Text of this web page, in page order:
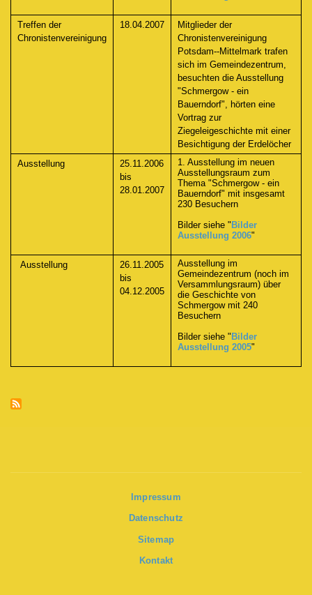
Treffen der
Chronistenvereinigung
18.04.2007
Mitglieder der
Chronistenvereinigung
Potsdam--Mittelmark trafen
sich im Gemeindezentrum,
besuchten die Ausstellung
"Schmergow - ein
Bauerndorf", hörten eine
Vortrag zur
Ziegeleigeschichte mit einer
Besichtigung der Erdelöcher
Ausstellung
25.11.2006
bis
28.01.2007
1. Ausstellung im neuen
Ausstellungsraum zum
Thema "Schmergow - ein
Bauerndorf" mit insgesamt
230 Besuchern
Bilder siehe " Bilder
Ausstellung 2006"
Ausstellung
26.11.2005
bis
04.12.2005
Ausstellung im
Gemeindezentrum (noch im
Versammlungsraum) über
die Geschichte von
Schmergow mit 240
Besuchern
Bilder siehe " Bilder
Ausstellung 2005"
Impressum
Datenschutz
Sitemap
Kontakt